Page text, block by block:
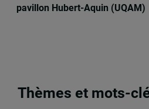
pavillon Hubert-Aquin (UQAM)
Thèmes et mots-